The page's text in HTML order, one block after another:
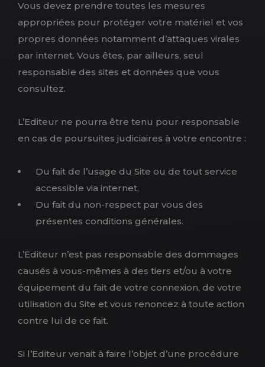
Vous devez prendre toutes les mesures
appropriées pour protéger votre matériel et vos
propres données notamment d’attaques virales
par internet. Vous êtes, par ailleurs, seul
responsable des sites et données que vous
consultez.
L’Editeur ne pourra être tenu pour responsable
en cas de poursuites judiciaires à votre encontre :
Du fait de l’usage du Site ou de tout service
accessible via internet,
Du fait du non-respect par vous des
présentes conditions générales.
L’Editeur n’est pas responsable des dommages
causés à vous-mêmes à des tiers et/ou à votre
équipement du fait de votre connexion, de votre
utilisation du Site et vous renoncez à toute action
contre lui de ce fait.
Si l’Editeur venait à faire l’objet d’une procédure